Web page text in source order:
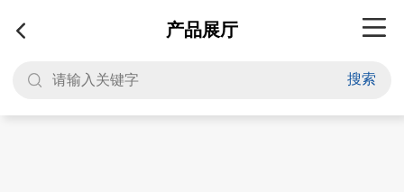
产品展厅
搜索